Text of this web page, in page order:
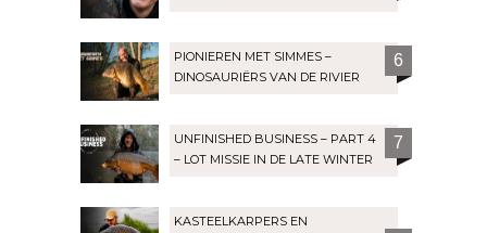
PIONIEREN MET SIMMES –
DINOSAURIËRS VAN DE RIVIER
6
UNFINISHED BUSINESS – PART 4
– LOT MISSIE IN DE LATE WINTER
7
KASTEELKARPERS EN